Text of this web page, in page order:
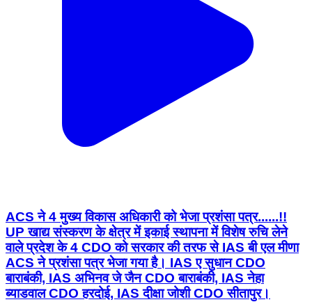
ACS ने 4 मुख्य विकास अधिकारी को भेजा प्रशंसा पत्र......!!
UP खाद्य संस्करण के क्षेत्र में इकाई स्थापना में विशेष रुचि लेने
वाले प्रदेश के 4 CDO को सरकार की तरफ से IAS बी एल मीणा
ACS ने प्रशंसा पत्र भेजा गया है। IAS ए सुधान CDO
बाराबंकी, IAS अभिनव जे जैन CDO बाराबंकी, IAS नेहा
ब्याडवाल CDO हरदोई, IAS दीक्षा जोशी CDO सीतापुर।